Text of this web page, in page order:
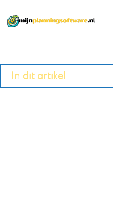
naar
de
inhoud
In dit artikel